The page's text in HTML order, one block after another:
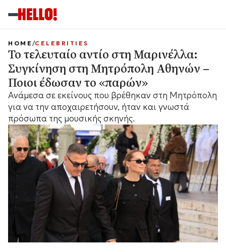
HOME CELEBRITIES
Το τελευταίο αντίο στη Μαρινέλλα:
Συγκίνηση στη Μητρόπολη Αθηνών –
Ποιοι έδωσαν το «παρών»
Ανάμεσα σε εκείνους που βρέθηκαν στη Μητρόπολη
για να την αποχαιρετήσουν, ήταν και γνωστά
πρόσωπα της μουσικής σκηνής.